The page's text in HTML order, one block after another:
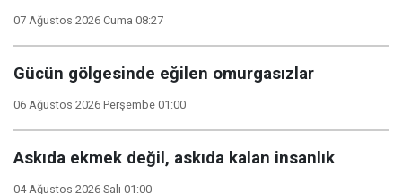
07 Ağustos 2026 Cuma 08:27
Gücün gölgesinde eğilen omurgasızlar
06 Ağustos 2026 Perşembe 01:00
Askıda ekmek değil, askıda kalan insanlık
04 Ağustos 2026 Salı 01:00